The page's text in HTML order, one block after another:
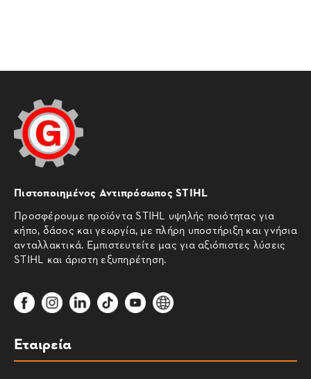
Πιστοποιημένος Αντιπρόσωπος STIHL
Προσφέρουμε προϊόντα STIHL υψηλής ποιότητας για
κήπο, δάσος και γεωργία, με πλήρη υποστήριξη και γνήσια
ανταλλακτικά. Εμπιστευτείτε μας για αξιόπιστες λύσεις
STIHL και άριστη εξυπηρέτηση.
Εταιρεία